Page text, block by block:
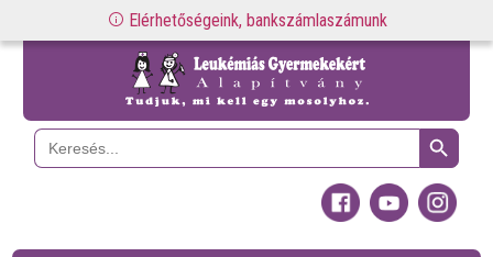
Elérhetőségeink, bankszámlaszámunk
Search
for:
Search Button